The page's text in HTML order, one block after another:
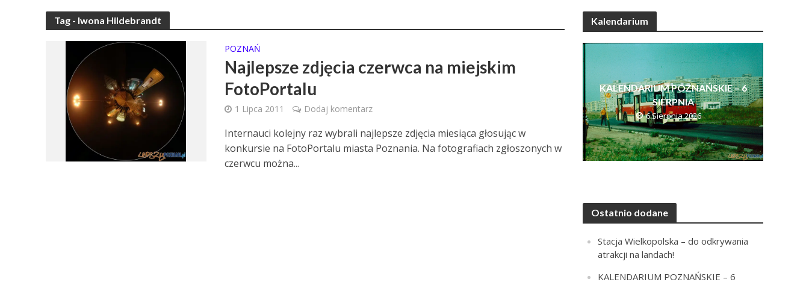
Tag - Iwona Hildebrandt
POZNAŃ
Najlepsze zdjęcia czerwca na miejskim
FotoPortalu
1 Lipca 2011 Dodaj komentarz
Internauci kolejny raz wybrali najlepsze zdjęcia miesiąca głosując w
konkursie na FotoPortalu miasta Poznania. Na fotografiach zgłoszonych w
czerwcu można...
Kalendarium
KALENDARIUM POZNAŃSKIE – 6
SIERPNIA
6 Sierpnia 2026
Ostatnio dodane
Stacja Wielkopolska – do odkrywania
atrakcji na landach!
KALENDARIUM POZNAŃSKIE – 6